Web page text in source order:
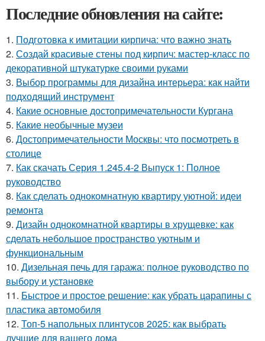
Последние обновления на сайте:
1. Подготовка к имитации кирпича: что важно знать
2. Создай красивые стены под кирпич: мастер-класс по
декоративной штукатурке своими руками
3. Выбор программы для дизайна интерьера: как найти
подходящий инструмент
4. Какие основные достопримечательности Кургана
5. Какие необычные музеи
6. Достопримечательности Москвы: что посмотреть в
столице
7. Как скачать Серия 1.245.4-2 Выпуск 1: Полное
руководство
8. Как сделать однокомнатную квартиру уютной: идеи
ремонта
9. Дизайн однокомнатной квартиры в хрущевке: как
сделать небольшое пространство уютным и
функциональным
10. Дизельная печь для гаража: полное руководство по
выбору и установке
11. Быстрое и простое решение: как убрать царапины с
пластика автомобиля
12. Топ-5 напольных плинтусов 2025: как выбрать
лучшие для вашего дома